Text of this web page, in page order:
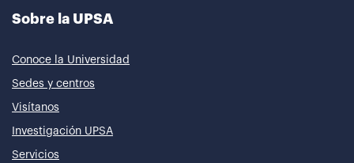
Sobre la UPSA
Conoce la Universidad
Sedes y centros
Visítanos
Investigación UPSA
Servicios